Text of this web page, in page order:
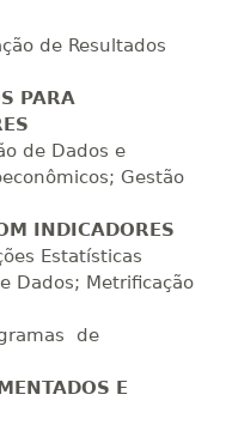
Matricular
R$ 1.784,48
Matricular
R$ 1.982,74
R$ 2.082,12
de Resultados
PARA
de Dados e
Gestão
INDICADORES
Estatísticas
Dados; Metrificação
de
E